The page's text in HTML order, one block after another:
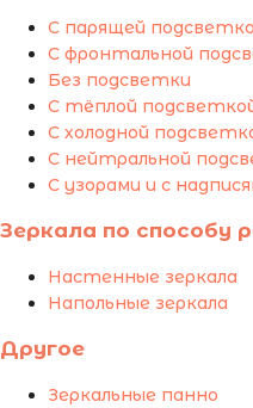
С парящей
С фронтальной
Без подсветки
С тёплой
С холодной
С нейтральной
С узорами и с
Зеркала по способу
Настенные зеркала
Напольные зеркала
Другое
Зеркальные панно